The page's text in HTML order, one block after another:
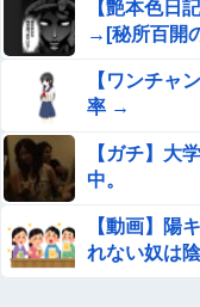
すると3分以内にこ
河出奈都美アナ ニ
【驚愕】ロシアの風
ｗｗｗwwww
【画像】咲-saki-作
ｗ
【艶本色日
→[秘所百開
【ワンチャ
率 →
【ガチ】大
中。
【動画】陽
れない奴は